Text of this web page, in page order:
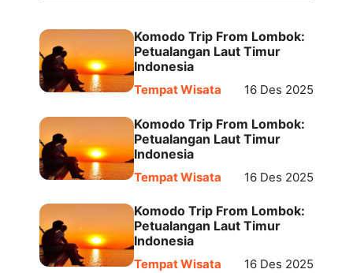
Komodo Trip From Lombok:
Petualangan Laut Timur
Indonesia
Tempat Wisata 16 Des 2025
Komodo Trip From Lombok:
Petualangan Laut Timur
Indonesia
Tempat Wisata 16 Des 2025
Komodo Trip From Lombok:
Petualangan Laut Timur
Indonesia
Tempat Wisata 16 Des 2025